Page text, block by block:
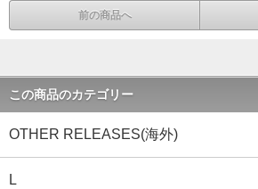
前の商品へ
この商品のカテゴリー
OTHER RELEASES(海外)
L